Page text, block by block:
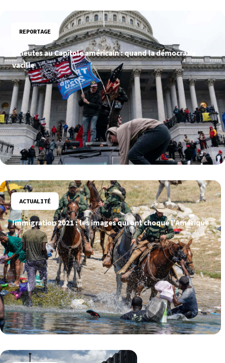
REPORTAGE
Émeutes au Capitole américain : quand la démocratie
vacille
ACTUALITÉ
Immigration 2021 : les images qui ont choqué l'Amérique